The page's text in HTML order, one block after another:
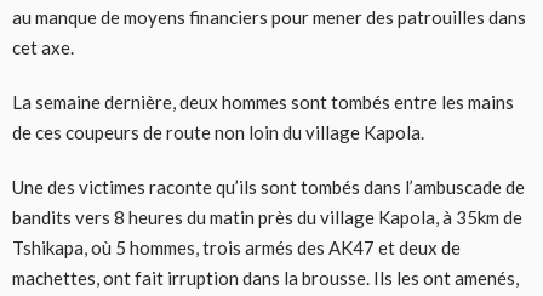
au manque de moyens financiers pour mener des patrouilles dans
cet axe.
La semaine dernière, deux hommes sont tombés entre les mains
de ces coupeurs de route non loin du village Kapola.
Une des victimes raconte qu’ils sont tombés dans l’ambuscade de
bandits vers 8 heures du matin près du village Kapola, à 35km de
Tshikapa, où 5 hommes, trois armés des AK47 et deux de
machettes, ont fait irruption dans la brousse. Ils les ont amenés,